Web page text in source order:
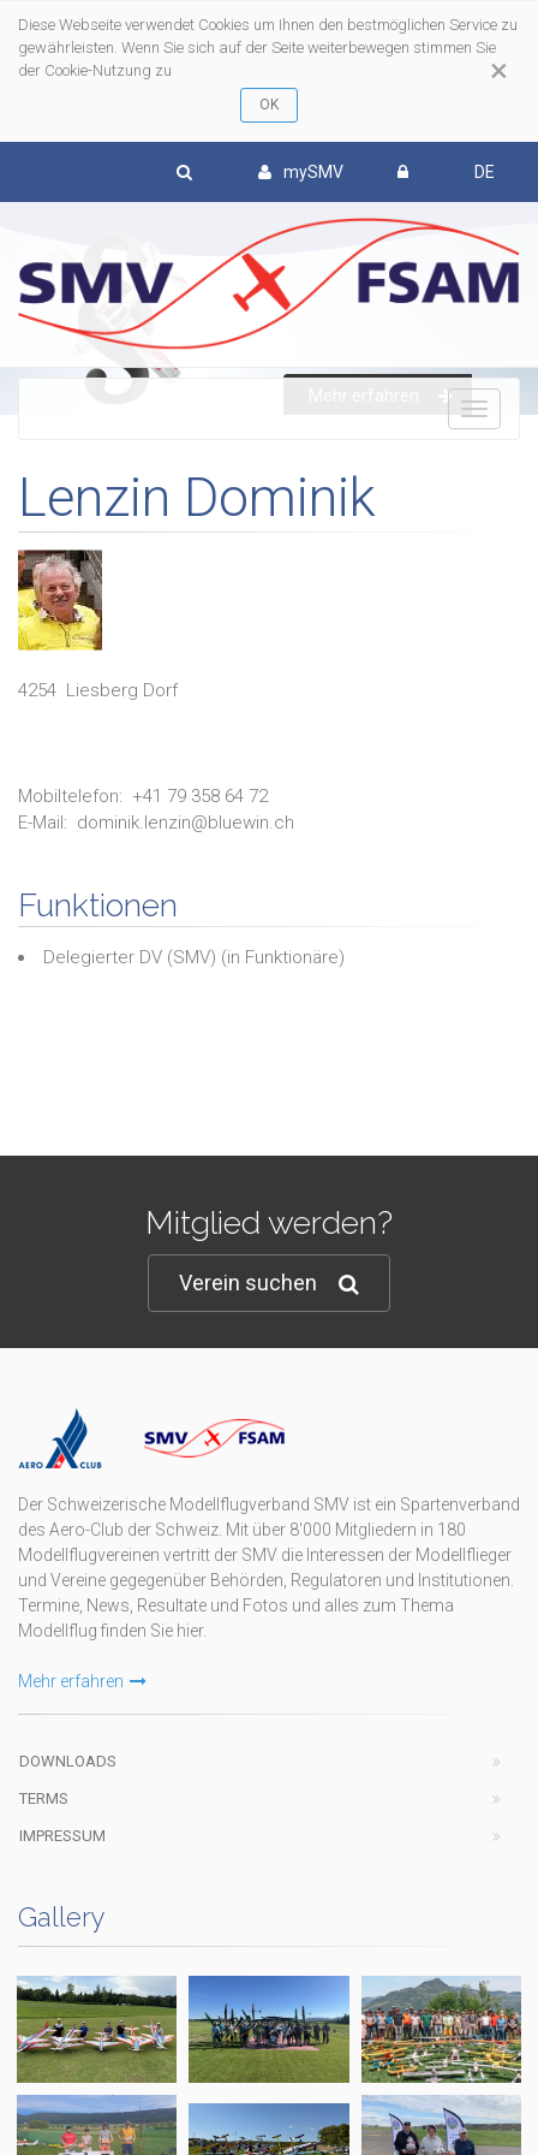
×
Diese Webseite verwendet Cookies um Ihnen den bestmöglichen Service zu
gewährleisten. Wenn Sie sich auf der Seite weiterbewegen stimmen Sie
der Cookie-Nutzung zu
mySMV DE
Lenzin Dominik
4254 Liesberg Dorf
Mobiltelefon: +41 79 358 64 72
E-Mail: dominik.lenzin@bluewin.ch
Funktionen
Delegierter DV (SMV) (in Funktionäre)
Mitglied werden?
Verein suchen
Der Schweizerische Modellflugverband SMV ist ein Spartenverband
des Aero-Club der Schweiz. Mit über 8'000 Mitgliedern in 180
Modellflugvereinen vertritt der SMV die Interessen der Modellflieger
und Vereine gegegenüber Behörden, Regulatoren und Institutionen.
Termine, News, Resultate und Fotos und alles zum Thema
Modellflug finden Sie hier.
Mehr erfahren
DOWNLOADS
TERMS
IMPRESSUM
Gallery